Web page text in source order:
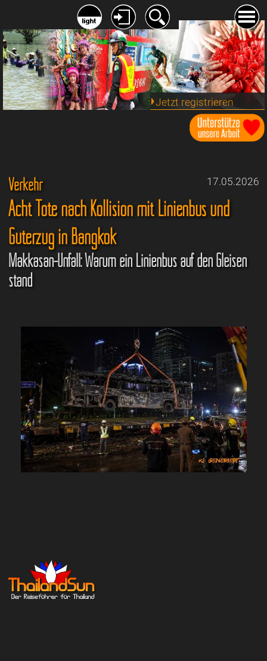
Jetzt registrieren
17.05.2026
Verkehr
Acht Tote nach Kollision mit Linienbus und
Güterzug in Bangkok
Makkasan-Unfall: Warum ein Linienbus auf den Gleisen
stand